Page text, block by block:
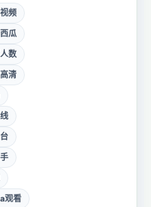
频
瓜
数
清
观看